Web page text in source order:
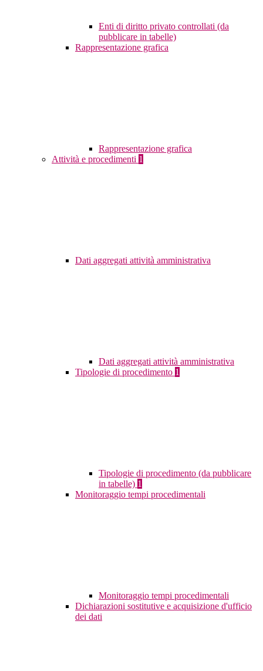
Enti di diritto privato controllati (da
pubblicare in tabelle)
Rappresentazione grafica
Rappresentazione grafica
Attività e procedimenti 1
Dati aggregati attività amministrativa
Dati aggregati attività amministrativa
Tipologie di procedimento 1
Tipologie di procedimento (da pubblicare
in tabelle) 1
Monitoraggio tempi procedimentali
Monitoraggio tempi procedimentali
Dichiarazioni sostitutive e acquisizione d'ufficio
dei dati